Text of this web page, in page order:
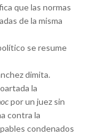
que las normas
de la misma
se resume
dimita.
la
por un juez sin
contra la
condenados